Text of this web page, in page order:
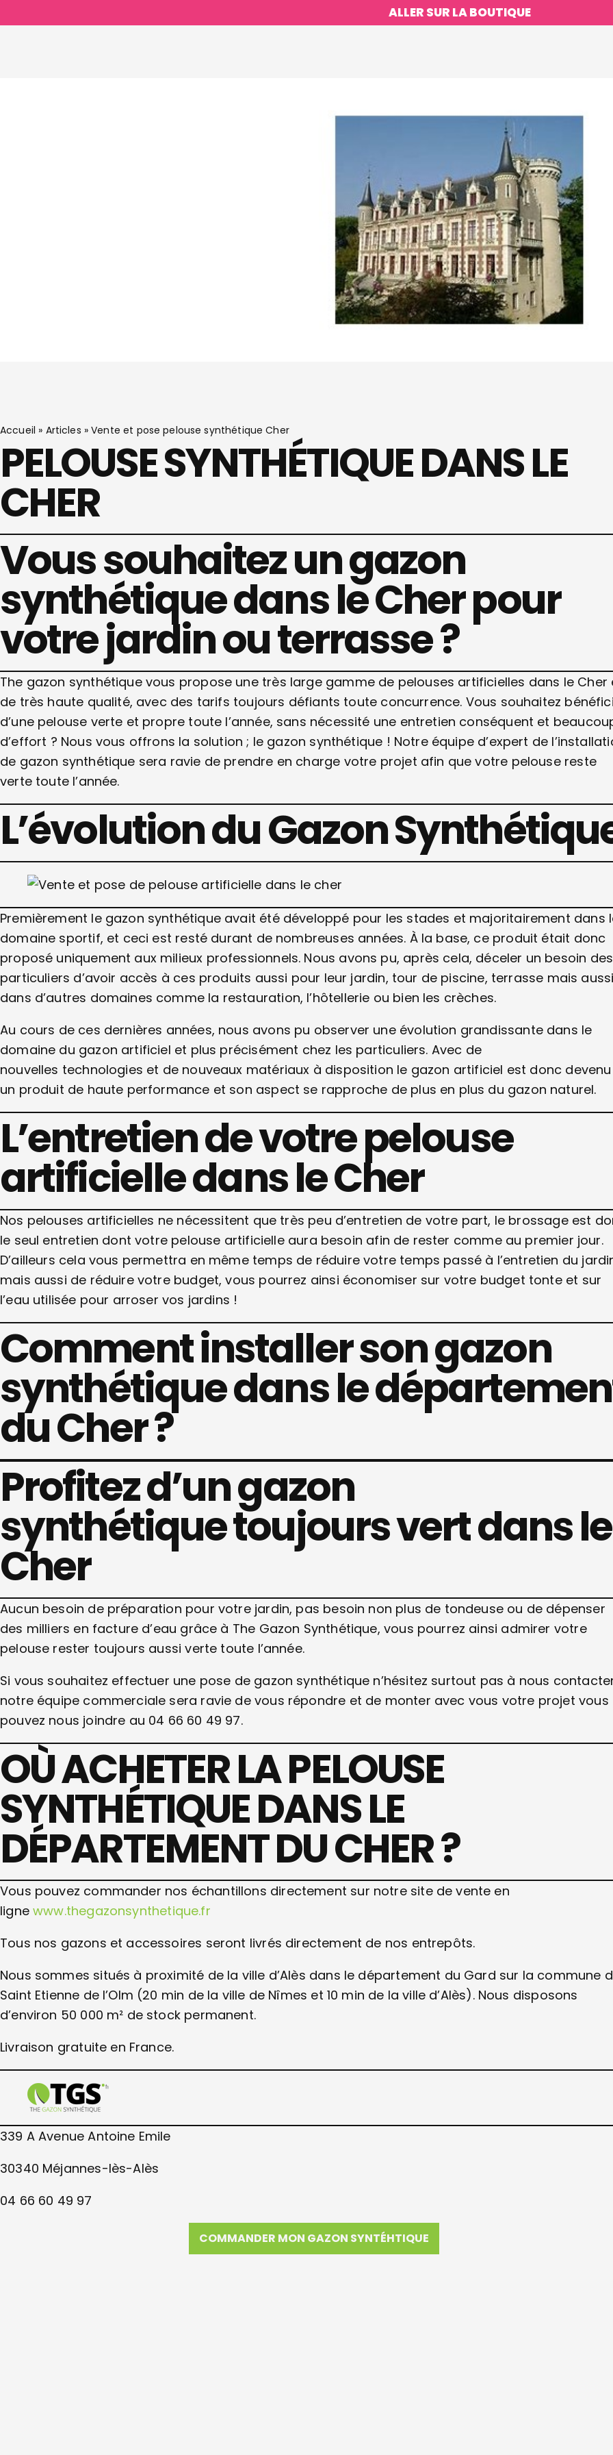
ALLER SUR LA BOUTIQUE
Accueil » Articles »Vente et pose pelouse synthétique Cher
PELOUSE SYNTHÉTIQUE DANS LE
CHER
Vous souhaitez un gazon
synthétique dans le Cher pour
votre jardin ou terrasse ?
The gazon synthétique vous propose une très large gamme de pelouses artificielles dans le Cher
de très haute qualité, avec des tarifs toujours défiants toute concurrence. Vous souhaitez
d’une pelouse verte et propre toute l’année, sans nécessité une entretien conséquent et
d’effort ? Nous vous offrons la solution ; le gazon synthétique ! Notre équipe d’expert de
de gazon synthétique sera ravie de prendre en charge votre projet afin que votre pelouse reste
verte toute l’année.
L’évolution du Gazon
Premièrement le gazon synthétique avait été développé pour les stades et majoritairement dans
domaine sportif, et ceci est resté durant de nombreuses années. À la base, ce produit était donc
proposé uniquement aux milieux professionnels. Nous avons pu, après cela, déceler un besoin des
particuliers d’avoir accès à ces produits aussi pour leur jardin, tour de piscine, terrasse mais
dans d’autres domaines comme la restauration, l’hôtellerie ou bien les crèches.
Au cours de ces dernières années, nous avons pu observer une évolution grandissante dans le
domaine du gazon artificiel et plus précisément chez les particuliers. Avec de
nouvelles technologies et de nouveaux matériaux à disposition le gazon artificiel est donc devenu
un produit de haute performance et son aspect se rapproche de plus en plus du gazon naturel.
L’entretien de votre pelouse
artificielle dans le Cher
Nos pelouses artificielles ne nécessitent que très peu d’entretien de votre part, le brossage est
le seul entretien dont votre pelouse artificielle aura besoin afin de rester comme au premier jour.
D’ailleurs cela vous permettra en même temps de réduire votre temps passé à l’entretien du
mais aussi de réduire votre budget, vous pourrez ainsi économiser sur votre budget tonte et sur
l’eau utilisée pour arroser vos jardins !
Comment installer son gazon
synthétique dans le
du Cher ?
Profitez d’un gazon
synthétique toujours vert dans le
Cher
Aucun besoin de préparation pour votre jardin, pas besoin non plus de tondeuse ou de dépenser
des milliers en facture d’eau grâce à The Gazon Synthétique, vous pourrez ainsi admirer votre
pelouse rester toujours aussi verte toute l’année.
Si vous souhaitez effectuer une pose de gazon synthétique n’hésitez surtout pas à nous
notre équipe commerciale sera ravie de vous répondre et de monter avec vous votre projet vous
pouvez nous joindre au 04 66 60 49 97.
OÙ ACHETER LA PELOUSE
SYNTHÉTIQUE DANS LE
DÉPARTEMENT DU CHER ?
Vous pouvez commander nos échantillons directement sur notre site de vente en
lignewww.thegazonsynthetique.fr
Tous nos gazons et accessoires seront livrés directement de nos entrepôts.
Nous sommes situés à proximité de la ville d’Alès dans le département du Gard sur la commune
Saint Etienne de l’Olm (20 min de la ville de Nîmes et 10 min de la ville d’Alès). Nous disposons
d’environ 50 000 m² de stock permanent.
Livraison gratuite en France.
339 A Avenue Antoine Emile
30340 Méjannes-lès-Alès
04 66 60 49 97
COMMANDER MON GAZON SYNTÉHTIQUE